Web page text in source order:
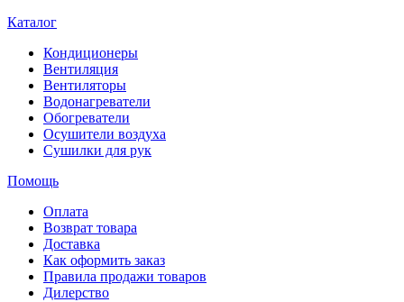
Каталог
Кондиционеры
Вентиляция
Вентиляторы
Водонагреватели
Обогреватели
Осушители воздуха
Сушилки для рук
Помощь
Оплата
Возврат товара
Доставка
Как оформить заказ
Правила продажи товаров
Дилерство